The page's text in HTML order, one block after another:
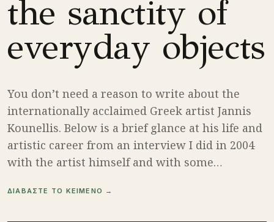
the sanctity of
everyday objects
You don’t need a reason to write about the
internationally acclaimed Greek artist Jannis
Kounellis. Below is a brief glance at his life and
artistic career from an interview I did in 2004
with the artist himself and with some…
ΔΙΑΒΑΣΤΕ ΤΟ ΚΕΙΜΕΝΟ →